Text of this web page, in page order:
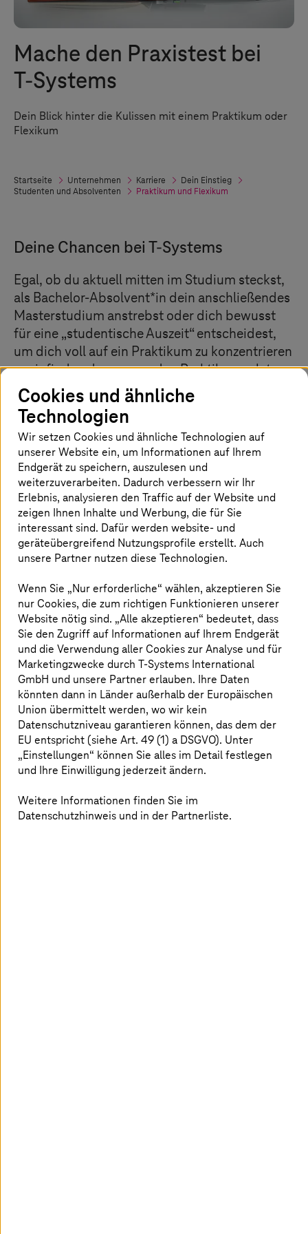
Mache den Praxistest bei
T-Systems
Dein Blick hinter die Kulissen mit einem Praktikum oder
Flexikum
Startseite Unternehmen Karriere
Dein Einstieg
Studenten und Absolventen
Praktikum und Flexikum
Deine Chancen bei T-Systems
Egal, ob du aktuell mitten im Studium steckst,
als Bachelor-Absolvent*in dein anschließendes
Masterstudium anstrebst oder dich bewusst
für eine „studentische Auszeit“ entscheidest,
um dich voll auf ein Praktikum zu konzentrieren
– wir finden den passenden Praktikumsplatz
für dich. Worauf es uns vor allem ankommt?
Auf deine Persönlichkeit. Uns überzeugen
Ecken und Kanten, Menschen, die interessante
Erfahrungen teilen und anderen neue
Sichtweisen eröffnen, denn die Vielfalt unserer
Beschäftigten ist einer der Gründe unseres
Erfolgs.
Vergiss alle Klischees, die dir zum Thema
Praktikum einfallen. Bei uns übernimmst du
Verantwortung – für herausfordernde Projekte,
an denen du fachlich und auch persönlich
wächst. Du kannst erste wichtige Kontakte
knüpfen und beginnen, dir ein persönliches
Karrierenetzwerk aufzubauen. Neben einem
attraktiven Gehalt bieten wir in unseren agilen
Teams auch jede Menge Spaß.
Jobsuche
Praktika-Angebote.
Cookies und ähnliche
Technologien
Wir setzen Cookies und ähnliche Technologien auf
unserer Website ein, um Informationen auf Ihrem
Endgerät zu speichern, auszulesen und
weiterzuverarbeiten. Dadurch verbessern wir Ihr
Erlebnis, analysieren den Traffic auf der Website und
zeigen Ihnen Inhalte und Werbung, die für Sie
interessant sind. Dafür werden website- und
geräteübergreifend Nutzungsprofile erstellt. Auch
unsere Partner nutzen diese Technologien.
Wenn Sie „Nur erforderliche“ wählen, akzeptieren Sie
nur Cookies, die zum richtigen Funktionieren unserer
Website nötig sind. „Alle akzeptieren“ bedeutet, dass
Sie den Zugriff auf Informationen auf Ihrem Endgerät
und die Verwendung aller Cookies zur Analyse und für
Marketingzwecke durchT-Systems International
GmbH und unsere Partner erlauben. Ihre Daten
könnten dann in Länder außerhalb der Europäischen
Union übermittelt werden, wo wir kein
Datenschutzniveau garantieren können, das dem der
EU entspricht (siehe Art. 49 (1) a DSGVO). Unter
„Einstellungen“ können Sie alles im Detail festlegen
und Ihre Einwilligung jederzeit ändern.
Weitere Informationen finden Sie im
Datenschutzhinweis und in der Partnerliste.